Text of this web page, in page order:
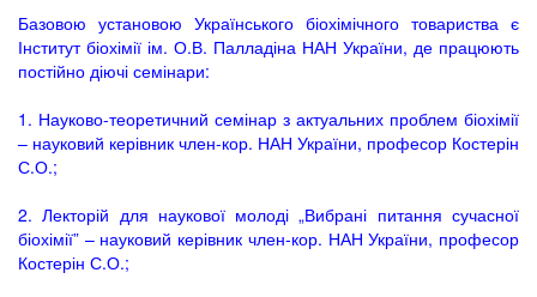
Базовою установою Українського біохімічного товариства є
Інститут біохімії ім. О.В. Палладіна НАН України, де працюють
постійно діючі семінари:
1. Науково-теоретичний семінар з актуальних проблем біохімії
– науковий керівник член-кор. НАН України, професор Костерін
С.О.;
2. Лекторій для наукової молоді „Вибрані питання сучасної
біохімії” – науковий керівник член-кор. НАН України, професор
Костерін С.О.;